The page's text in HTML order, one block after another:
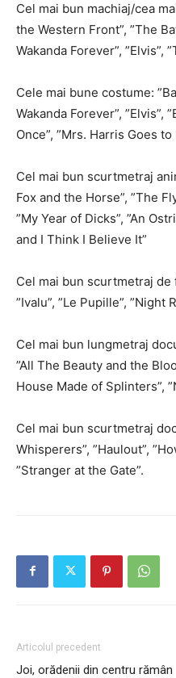
Cel mai bun machiaj/cea
the Western Front”, ”The
Wakanda Forever”, ”Elvis”,
Cele mai bune costume:
Wakanda Forever”,
Once”, ”Mrs. Harris Goes to
Cel mai bun scurtmetraj
Fox and the Horse”, ”The
”My Year of Dicks”, ”An
and I Think I Believe It”
Cel mai bun scurtmetraj de
”Ivalu”, ”Le Pupille”, ”Night
Cel mai bun lungmetraj
”All The Beauty and the
House Made of Splinters”,
Cel mai bun scurtmetraj
Whisperers”, ”Haulout”,
”Stranger at the Gate”.
Articolul precedent
Joi, orădenii din centru rămân